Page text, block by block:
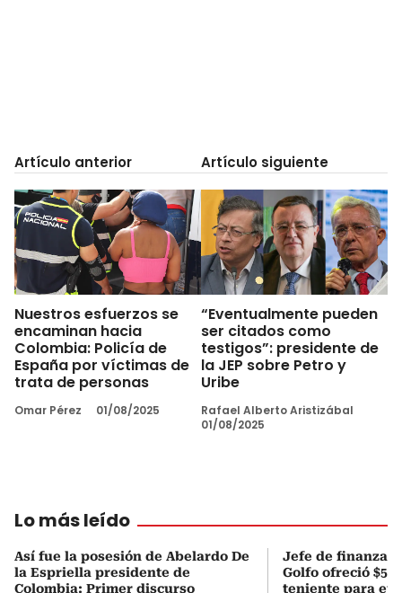
Artículo anterior
Nuestros esfuerzos se
encaminan hacia
Colombia: Policía de
España por víctimas de
trata de personas
Omar Pérez 01/08/2025
Artículo siguiente
“Eventualmente pueden
ser citados como
testigos”: presidente de
la JEP sobre Petro y
Uribe
Rafael Alberto Aristizábal
01/08/2025
Lo más leído
Así fue la posesión de Abelardo De
la Espriella presidente de
Colombia: Primer discurso
Jefe de finanzas
Golfo ofreció
teniente para